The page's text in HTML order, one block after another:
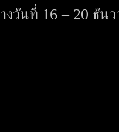
างวันที่ 16 – 20 ธัน